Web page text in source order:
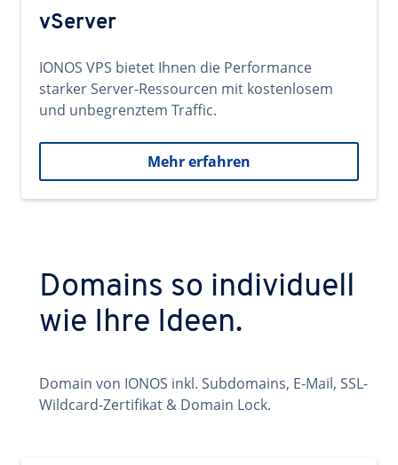
vServer
IONOS VPS bietet Ihnen die Performance
starker Server-Ressourcen mit kostenlosem
und unbegrenztem Traffic.
Mehr erfahren
Domains so individuell
wie Ihre Ideen.
Domain von IONOS inkl. Subdomains, E-Mail, SSL-
Wildcard-Zertifikat & Domain Lock.